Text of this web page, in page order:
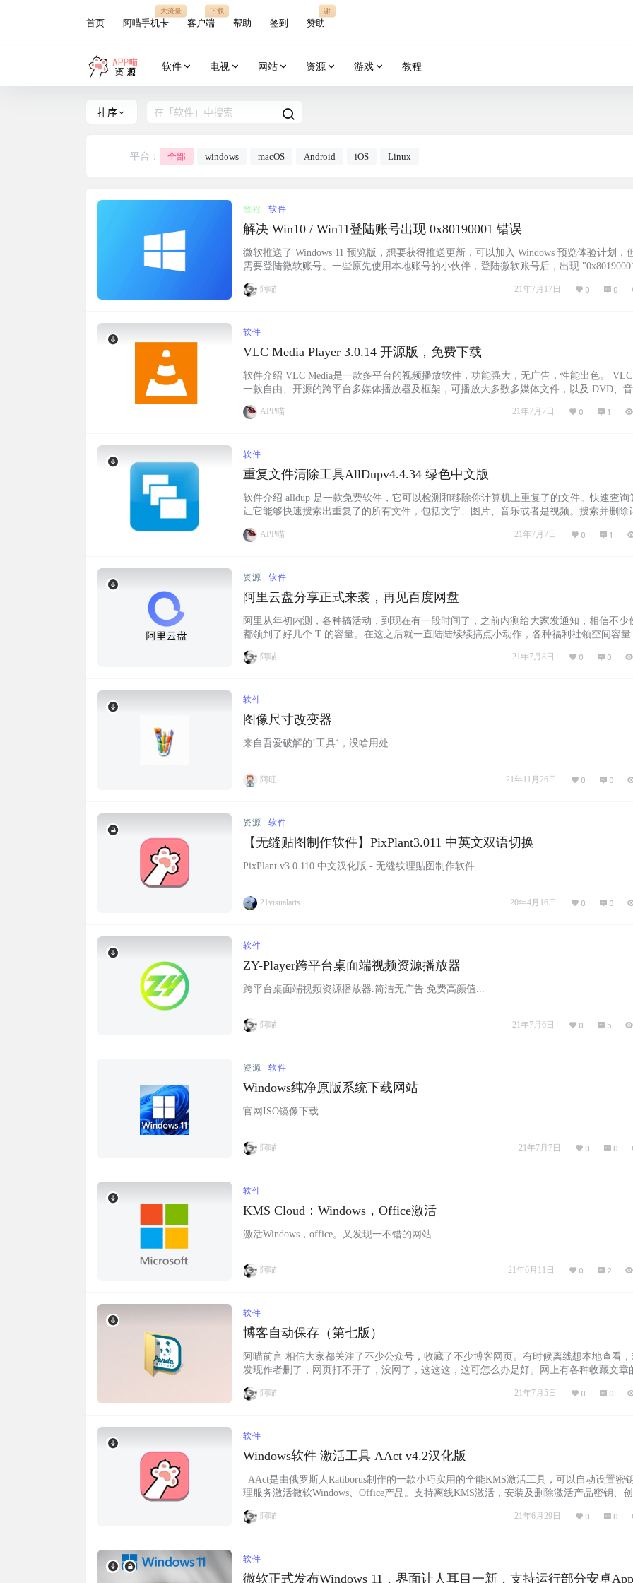
首页 阿喵手机卡
大流量
客户端
下载
帮助 签到 赞助
谢
软件 电视 网站 资源 游戏 教程
排序
平台： 全部 windows macOS Android iOS Linux
教程 软件
解决 Win10 / Win11登陆账号出现 0x80190001 错误
微软推送了 Windows 11 预览版，想要获得推送更新，可以加入 Windows 预览体验计划，
需要登陆微软账号。一些原先使用本地账号的小伙伴，登陆微软账号后，出现
nternet 选项 - 高级设置，…...
阿喵 21年7月17日 0 0
软件
VLC Media Player 3.0.14 开源版，免费下载
软件介绍 VLC Media是一款多平台的视频播放软件，功能强大，无广告，性能出色。
一款自由、开源的跨平台多媒体播放器及框架，可播放大多数多媒体文件，以及 DVD、音
Windows、Mac OS X、BeOS、BSD、Pocket PC及Solaris的版本。 与另一个著名播放…...
APP喵 21年7月7日 0 1
软件
重复文件清除工具AllDupv4.4.34 绿色中文版
软件介绍 alldup 是一款免费软件，它可以检测和移除你计算机上重复了的文件。快速查询
让它能够快速搜索出重复了的所有文件，包括文字、图片、音乐或者是视频。搜索并删除
乐或电影。功能强大的搜索引擎使您能够通过以下标准的组合来查找重复项：文件名，文
APP喵 21年7月7日 0 1
资源 软件
阿里云盘分享正式来袭，再见百度网盘
阿里从年初内测，各种搞活动，到现在有一段时间了，之前内测给大家发通知，相信不少
都领到了好几个 T 的容量。在这之后就一直陆陆续续搞点小动作，各种福利社领空间容量
来阿喵有给大家分享了通过脚本实现分享云盘文件，但终究不是官方推出的，不好用哇。
阿喵 21年7月8日 0 0
软件
图像尺寸改变器
来自吾爱破解的’工具‘，没啥用处...
阿旺 21年11月26日 0 0
资源 软件
【无缝贴图制作软件】PixPlant3.011 中英文双语切换
PixPlant.v3.0.110 中文汉化版 - 无缝纹理贴图制作软件...
21visualarts 20年4月16日 0 0
软件
ZY-Player跨平台桌面端视频资源播放器
跨平台桌面端视频资源播放器.简洁无广告.免费高颜值...
阿喵 21年7月6日 0 5
资源 软件
Windows纯净原版系统下载网站
官网ISO镜像下载...
阿喵 21年7月7日 0 0
软件
KMS Cloud：Windows，Office激活
激活Windows，office。又发现一不错的网站...
阿喵 21年6月11日 0 2
软件
博客自动保存（第七版）
阿喵前言 相信大家都关注了不少公众号，收藏了不少博客网页。有时候离线想本地查看，
发现作者删了，网页打不开了，没网了，这这这，这可怎么办是好。网上有各种收藏文章
件：博客自动保存（第七版） 软件介绍 目前支持: 1:CSDN 2:博客园 3:知乎专栏 4:微信文
阿喵 21年7月5日 0 0
软件
Windows软件 激活工具 AAct v4.2汉化版
AAct是由俄罗斯人Ratiborus制作的一款小巧实用的全能KMS激活工具，可以自动设置密
理服务激活微软Windows、Office产品。支持离线KMS激活，安装及删除激活产品密钥、创
执行文件、绿色无残留，激活成功率高！ 下载地址：https://haha.lanzoui.com/b…...
阿喵 21年6月29日 0 0
软件
微软正式发布Windows 11，界面让人耳目一新，支持运行部分安卓App